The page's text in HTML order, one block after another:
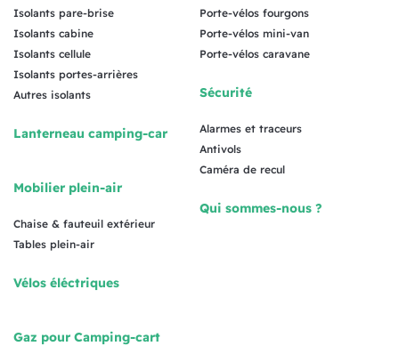
Isolants pare-brise
Isolants cabine
Isolants cellule
Isolants portes-arrières
Autres isolants
Lanterneau camping-car
Mobilier plein-air
Chaise & fauteuil extérieur
Tables plein-air
Vélos éléctriques
Gaz pour Camping-cart
Porte-vélos fourgons
Porte-vélos mini-van
Porte-vélos caravane
Sécurité
Alarmes et traceurs
Antivols
Caméra de recul
Qui sommes-nous ?